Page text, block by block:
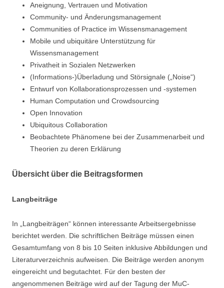
Aneignung, Vertrauen und Motivation
Community- und Änderungsmanagement
Communities of Practice im Wissensmanagement
Mobile und ubiquitäre Unterstützung für
Wissensmanagement
Privatheit in Sozialen Netzwerken
(Informations-)Überladung und Störsignale („Noise“)
Entwurf von Kollaborationsprozessen und -systemen
Human Computation und Crowdsourcing
Open Innovation
Ubiquitous Collaboration
Beobachtete Phänomene bei der Zusammenarbeit und
Theorien zu deren Erklärung
Übersicht über die Beitragsformen
Langbeiträge
In „Langbeiträgen“ können interessante Arbeitsergebnisse
berichtet werden. Die schriftlichen Beiträge müssen einen
Gesamtumfang von 8 bis 10 Seiten inklusive Abbildungen und
Literaturverzeichnis aufweisen. Die Beiträge werden anonym
eingereicht und begutachtet. Für den besten der
angenommenen Beiträge wird auf der Tagung der MuC-